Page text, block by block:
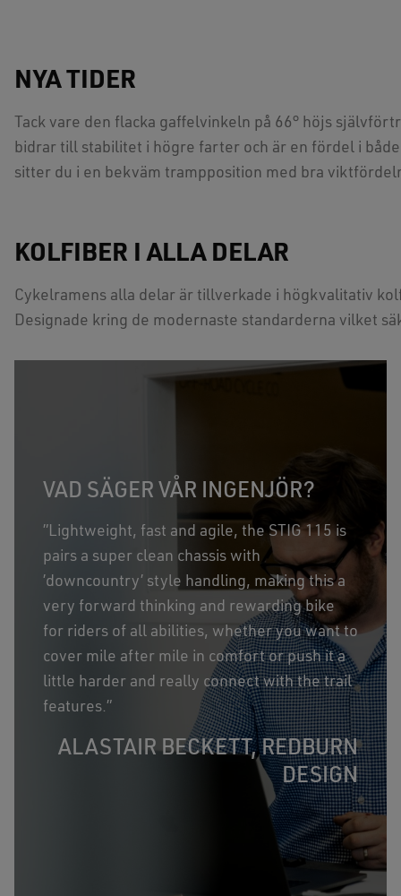
NYA TIDER
Tack vare den flacka gaffelvinkeln på 66° höjs
bidrar till stabilitet i högre farter och är en fördel i
sitter du i en bekväm trampposition med bra
KOLFIBER I ALLA DELAR
Cykelramens alla delar är tillverkade i högkvalitativ
Designade kring de modernaste standarderna vilket
VAD SÄGER VÅR INGENJÖR?
”Lightweight, fast and agile, the STIG 115 is
pairs a super clean chassis with
’downcountry’ style handling, making this a
very forward thinking and rewarding bike
for riders of all abilities, whether you want to
cover mile after mile in comfort or push it a
little harder and really connect with the trail
features.”
ALASTAIR BECKETT, REDBURN
DESIGN